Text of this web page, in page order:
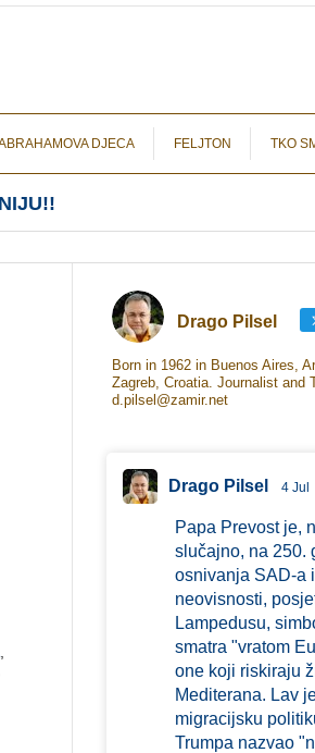
DJECA FELJTON TKO
Drago Pilsel
Born in 1962 in Buenos Aires,
Zagreb, Croatia. Journalist and
d.pilsel@zamir.net
Drago Pilsel 4 Jul
Papa Prevost je,
slučajno, na 250.
osnivanja SAD-a
neovisnosti,
Lampedusu,
smatra "vratom
one koji riskiraju
Mediterana. Lav
migracijsku
Trumpa nazvao